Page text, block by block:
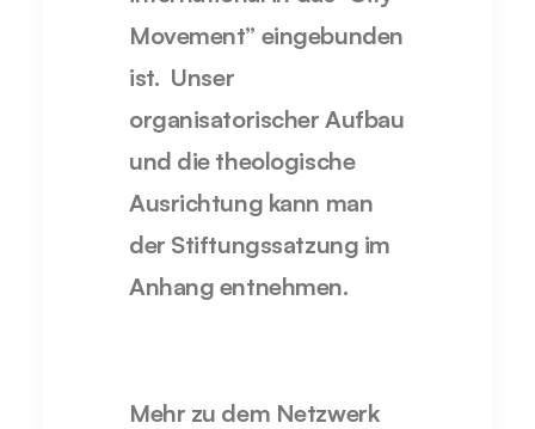
Movement” eingebunden
ist. Unser
organisatorischer Aufbau
und die theologische
Ausrichtung kann man
der Stiftungssatzung im
Anhang entnehmen.
Mehr zu dem Netzwerk